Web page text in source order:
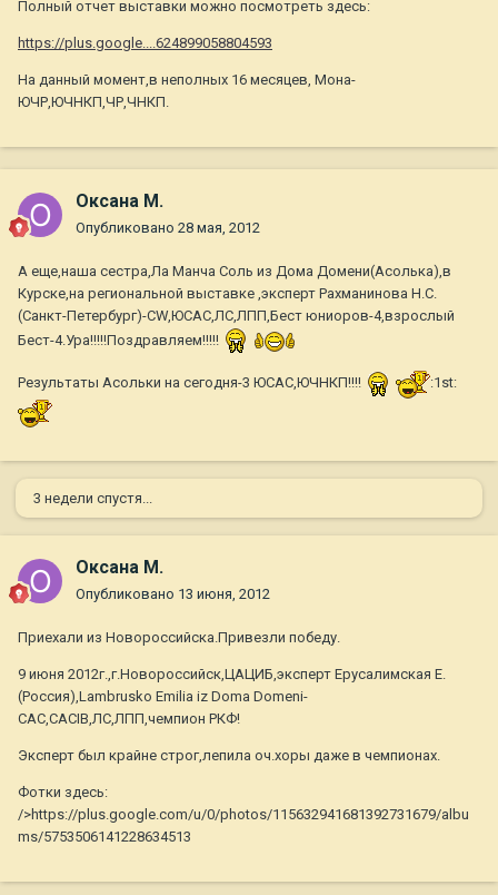
Полный отчет выставки можно посмотреть здесь:
https://plus.google....624899058804593
На данный момент,в неполных 16 месяцев, Мона-
ЮЧР,ЮЧНКП,ЧР,ЧНКП.
Оксана М.
Опубликовано 28 мая, 2012
А еще,наша сестра,Ла Манча Соль из Дома Домени(Асолька),в
Курске,на региональной выставке ,эксперт Рахманинова Н.С.
(Санкт-Петербург)-CW,ЮСАС,ЛС,ЛПП,Бест юниоров-4,взрослый
Бест-4.Ура!!!!!Поздравляем!!!!!
Результаты Асольки на сегодня-3 ЮСАС,ЮЧНКП!!!! :1st:
3 недели спустя...
Оксана М.
Опубликовано 13 июня, 2012
Приехали из Новороссийска.Привезли победу.
9 июня 2012г.,г.Новороссийск,ЦАЦИБ,эксперт Ерусалимская Е.
(Россия),Lambrusko Emilia iz Doma Domeni-
САС,САCIB,ЛС,ЛПП,чемпион РКФ!
Эксперт был крайне строг,лепила оч.хоры даже в чемпионах.
Фотки здесь:
/>https://plus.google.com/u/0/photos/115632941681392731679/albu
ms/5753506141228634513